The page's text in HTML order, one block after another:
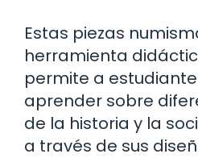
Estas piezas
herramienta
permite a
aprender sobre
de la historia y la
a través de sus